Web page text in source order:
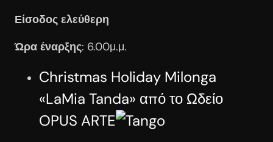
Είσοδος ελεύθερη
Ώρα έναρξης: 6.00μ.μ.
Christmas Holiday Milonga
«LaMia Tanda» από το Ωδείο
OPUS ARTE